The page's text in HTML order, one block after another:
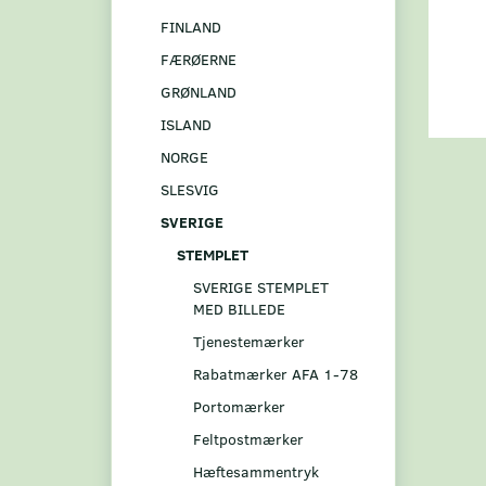
FINLAND
FÆRØERNE
GRØNLAND
ISLAND
NORGE
SLESVIG
SVERIGE
STEMPLET
SVERIGE STEMPLET
MED BILLEDE
Tjenestemærker
Rabatmærker AFA 1-78
Portomærker
Feltpostmærker
Hæftesammentryk